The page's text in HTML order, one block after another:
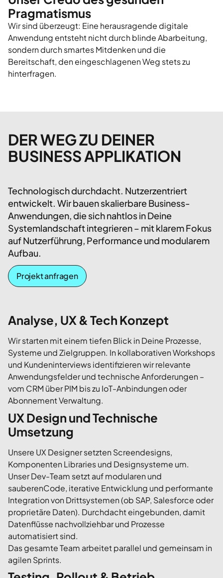
Pragmatismus
Wir sind überzeugt: Eine herausragende digitale
Anwendung entsteht nicht durch blinde Abarbeitung,
sondern durch smartes Mitdenken und die
Bereitschaft, den eingeschlagenen Weg stets zu
hinterfragen.
DER WEG ZU DEINER
BUSINESS APPLIKATION
Technologisch durchdacht. Nutzerzentriert
entwickelt. Wir bauen skalierbare Business-
Anwendungen, die sich nahtlos in Deine
Systemlandschaft integrieren – mit klarem Fokus
auf Nutzerführung, Performance und modularem
Aufbau.
Projekt anfragen
Analyse, UX & Tech Konzept
Wir starten mit einem tiefen Blick in Deine Prozesse,
Systeme und Zielgruppen. In kollaborativen Workshops
und Kundeninterviews identifizieren wir relevante
Anwendungsfelder und technische Anforderungen –
vom CRM über PIM bis zu IoT-Anbindungen oder
Abonnement Verwaltung.
UX Design und Technische
Umsetzung
Unsere UX Designer setzten Screendesigns,
Komponenten Libraries und Designsysteme um.
Unser Dev-Team setzt auf modularen und
sauberenCode, iterative Entwicklung und performante
Integration von Drittsystemen (ob SAP, Salesforce oder
proprietäre Daten). Durchdacht eingebunden, damit
Datenflüsse nachvollziehbar und Prozesse
automatisiert sind.
Das gesamte Team arbeitet parallel und gemeinsam in
agilen Sprints.